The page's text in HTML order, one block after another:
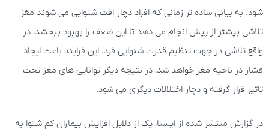
شود. به بیانی ساده تر زمانی که افراد دچار افت شنوایی می شوند مغز
تلاشی بیشتر از پیش انجام می دهد تا این ضعف را بهبود ببخشد، در
واقع تلاشی در جهت تنظیم قدرت شنوایی فرد. این فرایند باعث ایجاد
فشار در ناحیه مغز خواهد شد، در نتیجه دیگر توانایی های مغز تحت
تاثیر قرار گرفته و دچار اختلالات دیگری می شود.
در گزارش منتشر شده از ایسنا، یک از دلایل افزایش بیماران کم شنوا به